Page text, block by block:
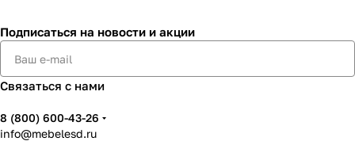
Подписаться на новости и акции
Связаться с нами
8 (800) 600-43-26
info@mebelesd.ru